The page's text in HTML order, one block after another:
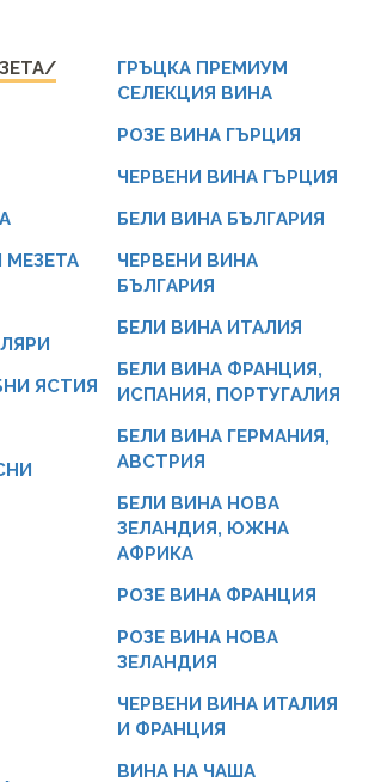
ЯСТИЯ
ГРЪЦКА ПРЕМИУМ
СЕЛЕКЦИЯ ВИНА
РОЗЕ ВИНА ГЪРЦИЯ
ЧЕРВЕНИ ВИНА ГЪРЦИЯ
БЕЛИ ВИНА БЪЛГАРИЯ
ЧЕРВЕНИ ВИНА
БЪЛГАРИЯ
БЕЛИ ВИНА ИТАЛИЯ
БЕЛИ ВИНА ФРАНЦИЯ,
ИСПАНИЯ, ПОРТУГАЛИЯ
БЕЛИ ВИНА ГЕРМАНИЯ,
АВСТРИЯ
БЕЛИ ВИНА НОВА
ЗЕЛАНДИЯ, ЮЖНА
АФРИКА
РОЗЕ ВИНА ФРАНЦИЯ
РОЗЕ ВИНА НОВА
ЗЕЛАНДИЯ
ЧЕРВЕНИ ВИНА ИТАЛИЯ
И ФРАНЦИЯ
ВИНА НА ЧАША